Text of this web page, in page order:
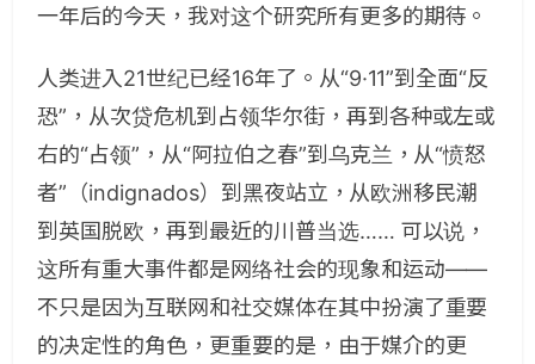
一年后的今天，我对这个研究所有更多的期待。
人类进入21世纪已经16年了。从“9·11”到全面“反
恐”，从次贷危机到占领华尔街，再到各种或左或
右的“占领”，从“阿拉伯之春”到乌克兰，从“愤怒
者”（indignados）到黑夜站立，从欧洲移民潮
到英国脱欧，再到最近的川普当选…… 可以说，
这所有重大事件都是网络社会的现象和运动——
不只是因为互联网和社交媒体在其中扮演了重要
的决定性的角色，更重要的是，由于媒介的更